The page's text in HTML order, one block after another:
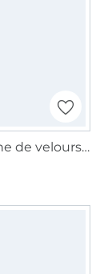
Tissu panne de velours, violet